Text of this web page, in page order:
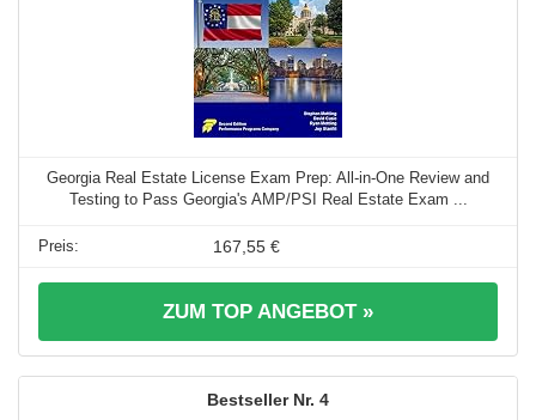
Georgia Real Estate License Exam Prep: All-in-One Review and
Testing to Pass Georgia's AMP/PSI Real Estate Exam ...
167,55 €
ZUM TOP ANGEBOT »
4